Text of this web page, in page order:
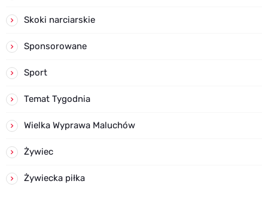
Skoki narciarskie
Sponsorowane
Sport
Temat Tygodnia
Wielka Wyprawa Maluchów
Żywiec
Żywiecka piłka